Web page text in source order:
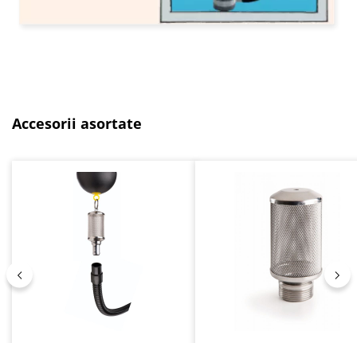
Sari peste galeria de produse
Accesorii asortate